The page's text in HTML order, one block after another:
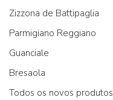
Zizzona de Battipaglia
Parmigiano Reggiano
Guanciale
Bresaola
Todos os novos produtos